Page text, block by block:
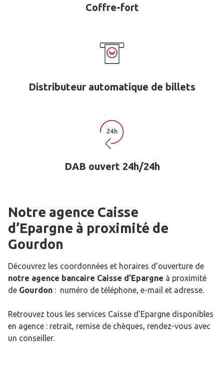
Coffre-fort
Distributeur automatique de billets
DAB ouvert 24h/24h
Notre agence Caisse
d’Epargne à proximité de
Gourdon
Découvrez les coordonnées et horaires d’ouverture de
notre agence bancaire Caisse d’Epargne à proximité
de Gourdon : numéro de téléphone, e-mail et adresse.
Retrouvez tous les services Caisse d’Epargne disponibles
en agence : retrait, remise de chèques, rendez-vous avec
un conseiller.